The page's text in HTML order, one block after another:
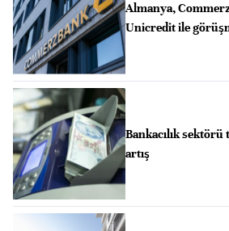
Almanya,
Unicredit ile
Bankacılık sektörü
artış